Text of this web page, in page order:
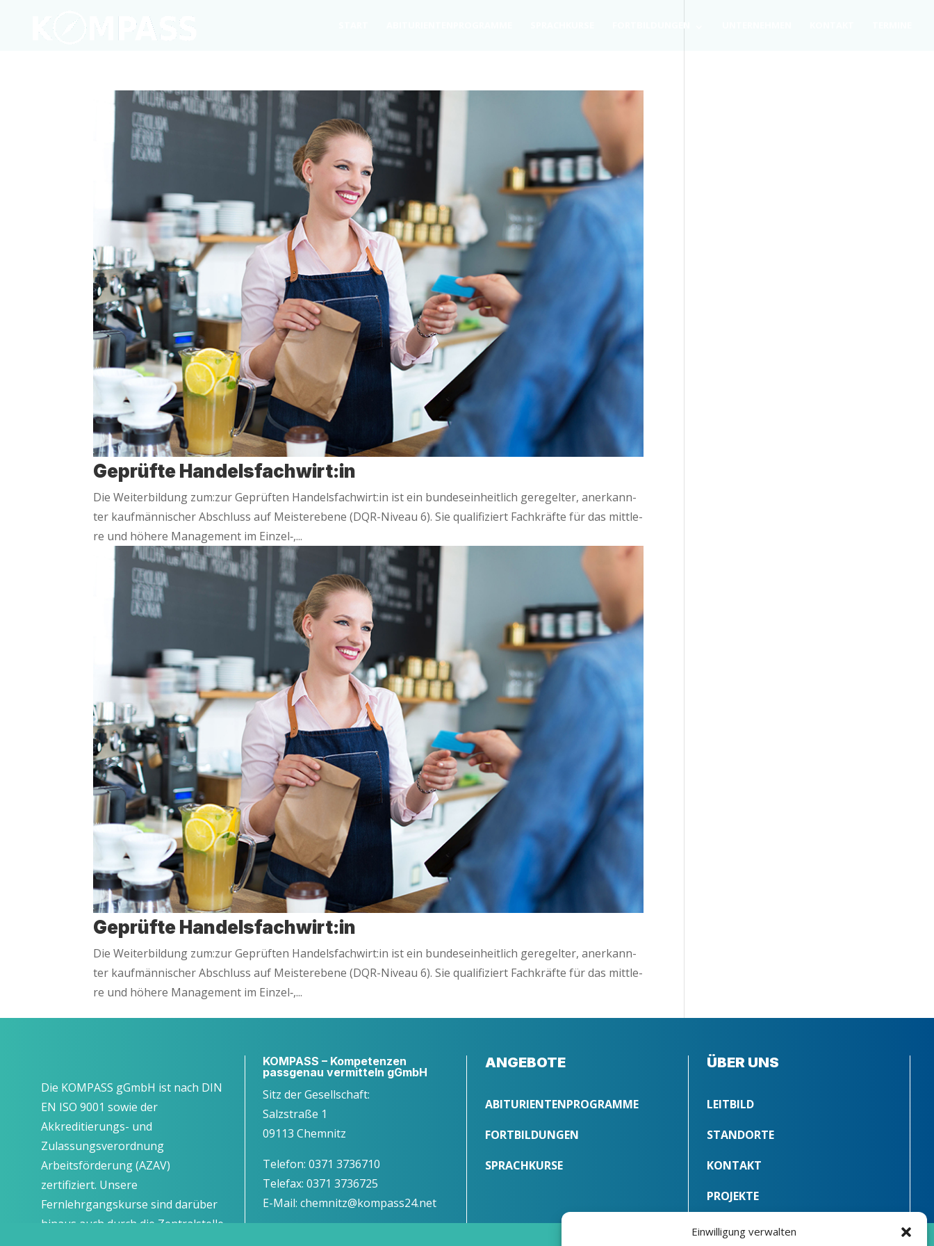
Einwilligung verwalten
FORT­BIL­DUN­GEN
Geprüf­te Handelsfachwirt:in
Die Wei­ter­bil­dung zum:zur Geprüf­ten Handelsfachwirt:in ist ein bun­des­ein­heit­lich gere­gel­ter, aner­kann­
ter kauf­män­ni­scher Abschluss auf Meis­ter­ebe­ne (DQR-Niveau 6). Sie qua­li­fi­ziert Fach­kräf­te für das mitt­le­
re und höhe­re Manage­ment im Einzel‑,...
Geprüf­te Handelsfachwirt:in
Die Wei­ter­bil­dung zum:zur Geprüf­ten Handelsfachwirt:in ist ein bun­des­ein­heit­lich gere­gel­ter, aner­kann­
ter kauf­män­ni­scher Abschluss auf Meis­ter­ebe­ne (DQR-Niveau 6). Sie qua­li­fi­ziert Fach­kräf­te für das mitt­le­
re und höhe­re Manage­ment im Einzel‑,...
Die KOMPASS gGmbH ist nach DIN
EN ISO 9001 sowie der
Akkreditierungs- und
Zulassungsverordnung
Arbeitsförderung (AZAV)
zertifiziert. Unsere
Fernlehrgangskurse sind darüber
hinaus auch durch die Zentralstelle
KOMPASS – Kompetenzen
passgenau vermitteln gGmbH
Sitz der Gesellschaft:
Salzstraße 1
09113 Chemnitz
Telefon: 0371 3736710
Telefax: 0371 3736725
E-Mail: chemnitz@kompass24.net
ANGEBOTE
ABITURIENTENPROGRAMME
FORTBILDUNGEN
SPRACHKURSE
ÜBER UNS
LEITBILD
STANDORTE
KONTAKT
PROJEKTE